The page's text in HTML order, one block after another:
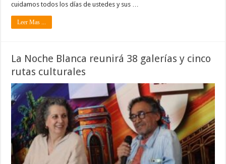
cuidamos todos los días de ustedes y sus …
Leer Mas ...
La Noche Blanca reunirá 38 galerías y cinco
rutas culturales